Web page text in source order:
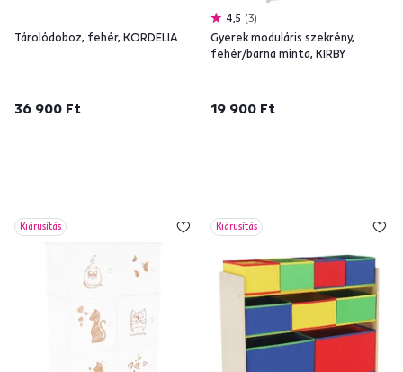
Tárolódoboz, fehér, KORDELIA
36 900 Ft
4,5 3
Gyerek moduláris szekrény,
fehér/barna minta, KIRBY
19 900 Ft
Kiárusítás Kiárusítás